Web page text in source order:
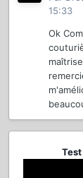
15:33
Ok